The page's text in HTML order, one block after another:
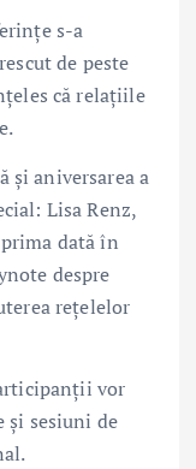
s-a
de peste
că relațiile
și aniversarea a
Lisa Renz,
dată în
despre
rețelelor
vor
și sesiuni de